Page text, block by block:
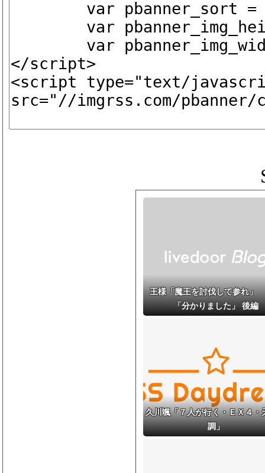
王様「魔王を討伐して参れ」
「分かりました」 後編
久川颯「７人が行く・ＥＸ４・
調」